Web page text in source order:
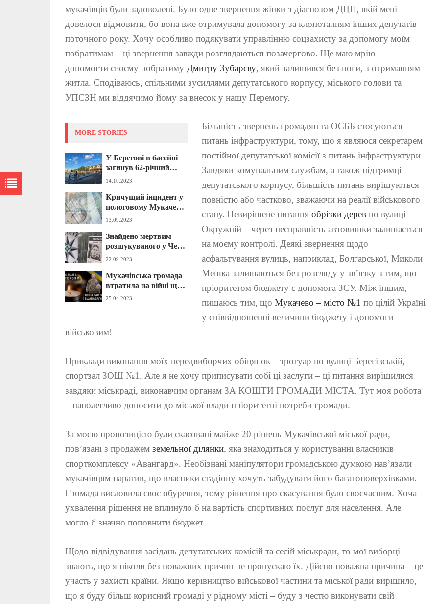
мукачівців були задоволені. Було одне звернення жінки з діагнозом ДЦП, якій мені
довелося відмовити, бо вона вже отримувала допомогу за клопотанням інших депутатів
поточного року. Хочу особливо подякувати управлінню соцзахисту за допомогу моїм
побратимам – ці звернення завжди розглядаються позачергово. Ще маю мрію –
допомогти своєму побратиму Дмитру Зубарєву, який залишився без ноги, з отриманням
житла. Сподіваюсь, спільними зусиллями депутатського корпусу, міського голови та
УПСЗН ми віддячимо йому за внесок у нашу Перемогу.
MORE STORIES
У Берегові в басейні
загинув 62-річний
турист із Львівщини
14.10.2023
Кричущий інцидент у
пологовому Мукачева:
деталі від поліції та
13.09.2023
Знайдено мертвим
розшукуваного у Чехії
юнака із Закарпаття
22.09.2023
Мукачівська громада
втратила на війні ще
одного Героя-
25.04.2023
Більшість звернень громадян та ОСББ стосуються
питань інфраструктури, тому, що я являюся секретарем
постійної депутатської комісії з питань інфраструктури.
Завдяки комунальним службам, а також підтримці
депутатського корпусу, більшість питань вирішуються
повністю або частково, зважаючи на реалії військового
стану. Невирішене питання обрізки деревпо вулиці
Окружній – через несправність автовишки залишається
на моєму контролі. Деякі звернення щодо
асфальтування вулиць, наприклад, Болгарської, Миколи
Мешка залишаються без розгляду у зв’язку з тим, що
пріоритетом бюджету є допомога ЗСУ. Між іншим,
пишаюсь тим, що Мукачево – місто №1 по цілій Україні
у співвідношенні величини бюджету і допомоги
військовим!
Приклади виконання моїх передвиборчих обіцянок – тротуар по вулиці Берегівській,
спортзал ЗОШ №1. Але я не хочу приписувати собі ці заслуги – ці питання вирішилися
завдяки міськраді, виконавчим органам ЗА КОШТИ ГРОМАДИ МІСТА. Тут моя робота
– наполегливо доносити до міської влади пріоритетні потреби громади.
За моєю пропозицією були скасовані майже 20 рішень Мукачівської міської ради,
пов’язані з продажем земельної ділянки, яка знаходиться у користуванні власників
спорткомплексу «Авангард». Необізнані маніпулятори громадською думкою нав’язали
мукачівцям наратив, що власники стадіону хочуть забудувати його багатоповерхівками.
Громада висловила своє обурення, тому рішення про скасування було своєчасним. Хоча
ухвалення рішення не вплинуло б на вартість спортивних послуг для населення. Але
могло б значно поповнити бюджет.
Щодо відвідування засідань депутатських комісій та сесій міськради, то мої виборці
знають, що я ніколи без поважних причин не пропускаю їх. Дійсно поважна причина – це
участь у захисті країни. Якщо керівництво військової частини та міської ради вирішило,
що я буду більш корисний громаді у рідному місті – буду з честю виконувати свій